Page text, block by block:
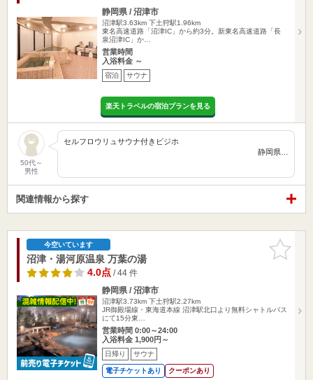
静岡県 / 沼津市
沼津駅3.63km 下土狩駅1.96km
東名高速道路「沼津IC」から約3分。新東名高速道路「長
泉沼津IC」か…
営業時間
入浴料金 ～
宿泊 サウナ
楽天トラベルの宿泊プランを見る
50代～
男性
セルフロウリュサウナ付きビジホ
静岡県…
関連情報から探す
お気に入
りに追加
今空いています
沼津・湯河原温泉 万葉の湯
4.0点/ 44 件
静岡県 / 沼津市
沼津駅3.73km 下土狩駅2.27km
JR御殿場線・東海道本線 沼津駅北口より無料シャトルバス
にて15分東…
営業時間 0:00～24:00
入浴料金 1,900円～
日帰り サウナ
電子チケットあり クーポンあり